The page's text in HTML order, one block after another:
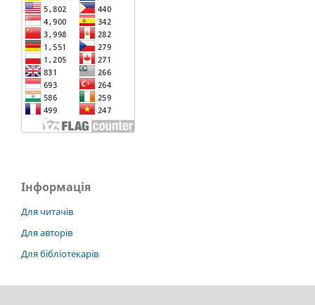
Інформація
Для читачів
Для авторів
Для бібліотекарів